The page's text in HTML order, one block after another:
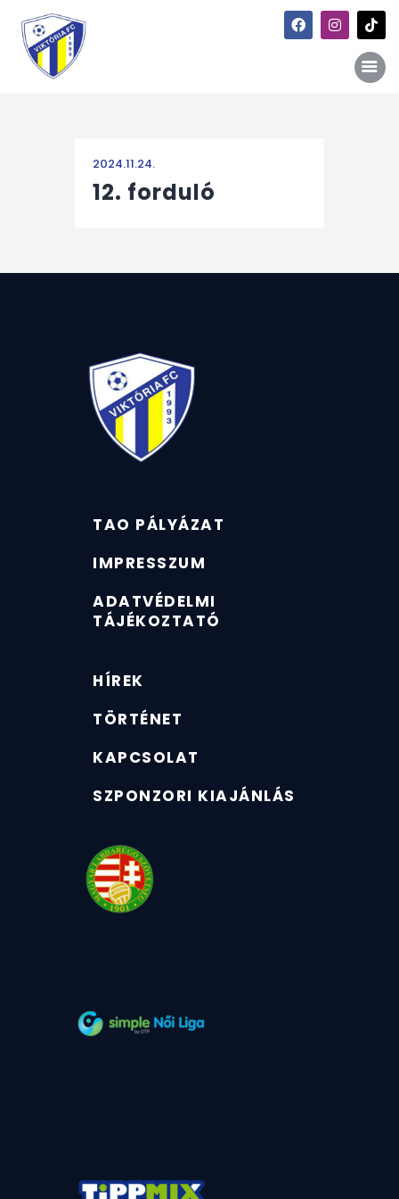
Hírek
Kapcsolat
2024.11.24.
12. forduló
TAO PÁLYÁZAT
IMPRESSZUM
ADATVÉDELMI
TÁJÉKOZTATÓ
HÍREK
TÖRTÉNET
KAPCSOLAT
SZPONZORI KIAJÁNLÁS